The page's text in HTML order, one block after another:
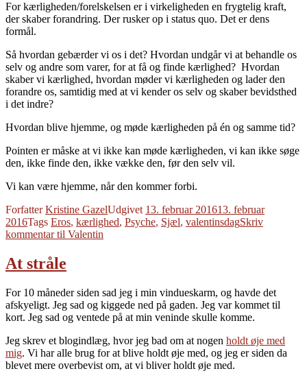
For kærligheden/forelskelsen er i virkeligheden en frygtelig kraft,
der skaber forandring. Der rusker op i status quo. Det er dens
formål.
Så hvordan gebærder vi os i det? Hvordan undgår vi at behandle os
selv og andre som varer, for at få og finde kærlighed? Hvordan
skaber vi kærlighed, hvordan møder vi kærligheden og lader den
forandre os, samtidig med at vi kender os selv og skaber bevidsthed
i det indre?
Hvordan blive hjemme, og møde kærligheden på én og samme tid?
Pointen er måske at vi ikke kan møde kærligheden, vi kan ikke søge
den, ikke finde den, ikke vække den, før den selv vil.
Vi kan være hjemme, når den kommer forbi.
ForfatterKristine GazelUdgivet 13. februar 201613. februar
2016Tags Eros, kærlighed, Psyche, Sjæl, valentinsdagSkriv
kommentartil Valentin
At stråle
For 10 måneder siden sad jeg i min vindueskarm, og havde det
afskyeligt. Jeg sad og kiggede ned på gaden. Jeg var kommet til
kort. Jeg sad og ventede på at min veninde skulle komme.
Jeg skrev et blogindlæg, hvor jeg bad om at nogen holdt øje med
mig. Vi har alle brug for at blive holdt øje med, og jeg er siden da
blevet mere overbevist om, at vi bliver holdt øje med.